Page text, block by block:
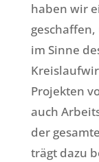
haben wir
im Sinne
Projekten
auch
der
trägt dazu